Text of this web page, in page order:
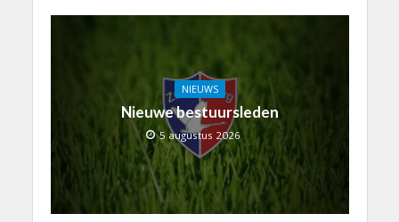
NIEUWS
Nieuwe bestuursleden
5 augustus 2026